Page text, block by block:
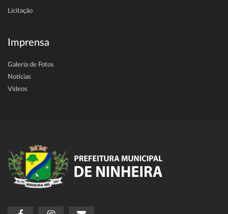
Licitação
Imprensa
Galeria de Fotos
Notícias
Vídeos